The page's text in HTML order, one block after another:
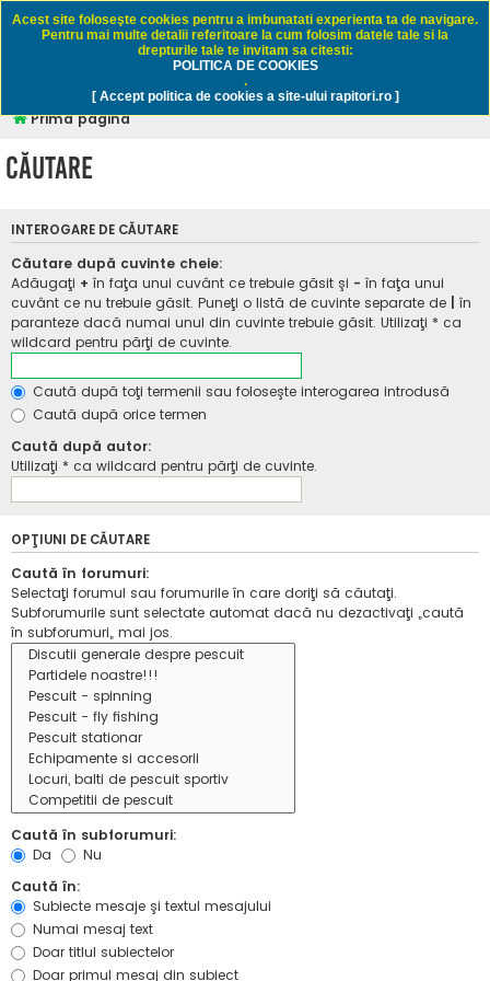
Rapitori.ro - Pescuit sportiv
Prima pagină
Căutare
INTEROGARE DE CĂUTARE
Căutare după cuvinte cheie:
Adăugaţi + în faţa unui cuvânt ce trebuie găsit şi - în faţa unui
cuvânt ce nu trebuie găsit. Puneţi o listă de cuvinte separate de
în
paranteze dacă numai unul din cuvinte trebuie găsit. Utilizaţi * ca
wildcard pentru părţi de cuvinte.
Caută după toţi termenii sau foloseşte interogarea introdusă
Caută după orice termen
Caută după autor:
Utilizaţi * ca wildcard pentru părţi de cuvinte.
OPŢIUNI DE CĂUTARE
Caută în forumuri:
Selectaţi forumul sau forumurile în care doriţi să căutaţi.
Subforumurile sunt selectate automat dacă nu dezactivaţi „caută
în subforumuri„ mai jos.
Caută în subforumuri:
Da
Nu
Caută în:
Subiecte mesaje şi textul mesajului
Numai mesaj text
Doar titlul subiectelor
Doar primul mesaj din subiect
Acest site foloseşte cookies pentru a imbunatati experienta ta de navigare.
Pentru mai multe detalii referitoare la cum folosim datele tale si la
drepturile tale te invitam sa citesti:
POLITICA DE COOKIES
.
[ Accept politica de cookies a site-ului rapitori.ro ]